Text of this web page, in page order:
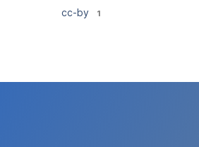
cc-by 1